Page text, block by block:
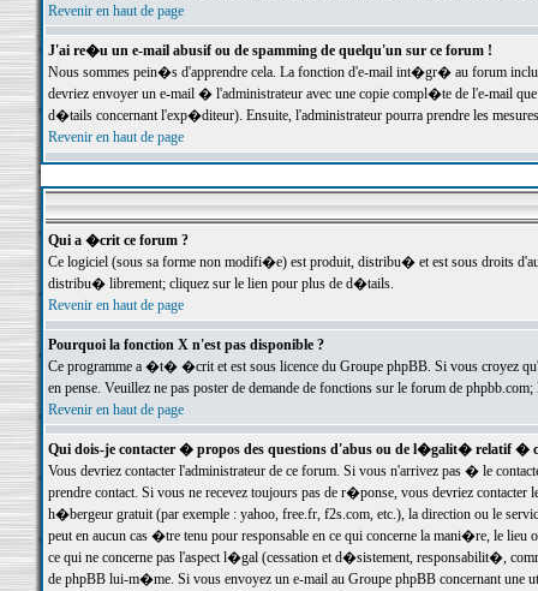
Revenir en haut de page
J'ai re�u un e-mail abusif ou de spamming de quelqu'un sur ce forum !
Nous sommes pein�s d'apprendre cela. La fonction d'e-mail int�gr� au forum inclut
devriez envoyer un e-mail � l'administrateur avec une copie compl�te de l'e-mail
d�tails concernant l'exp�diteur). Ensuite, l'administrateur pourra prendre les
Revenir en haut de page
Qui a �crit ce forum ?
Ce logiciel (sous sa forme non modifi�e) est produit, distribu� et est sous droits
distribu� librement; cliquez sur le lien pour plus de d�tails.
Revenir en haut de page
Pourquoi la fonction X n'est pas disponible ?
Ce programme a �t� �crit et est sous licence du Groupe phpBB. Si vous croyez
en pense. Veuillez ne pas poster de demande de fonctions sur le forum de
Revenir en haut de page
Qui dois-je contacter � propos des questions d'abus ou de l�galit� relatif �
Vous devriez contacter l'administrateur de ce forum. Si vous n'arrivez pas � le
prendre contact. Si vous ne recevez toujours pas de r�ponse, vous devriez
h�bergeur gratuit (par exemple : yahoo, free.fr, f2s.com, etc.), la direction ou le
peut en aucun cas �tre tenu pour responsable en ce qui concerne la mani�re, le
ce qui ne concerne pas l'aspect l�gal (cessation et d�sistement, responsabilit�,
de phpBB lui-m�me. Si vous envoyez un e-mail au Groupe phpBB concernant une